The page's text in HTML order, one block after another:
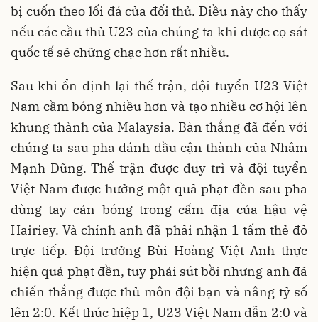
bị cuốn theo lối đá của đối thủ. Điều này cho thấy
nếu các cầu thủ U23 của chúng ta khi được cọ sát
quốc tế sẽ chững chạc hơn rất nhiều.
Sau khi ổn định lại thế trận, đội tuyển U23 Việt
Nam cầm bóng nhiều hơn và tạo nhiều cơ hội lên
khung thành của Malaysia. Bàn thắng đã đến với
chúng ta sau pha đánh đầu cận thành của Nhâm
Mạnh Dũng. Thế trận được duy trì và đội tuyển
Việt Nam được hưởng một quả phạt đền sau pha
dùng tay cản bóng trong cấm địa của hậu vệ
Hairiey. Và chính anh đã phải nhận 1 tấm thẻ đỏ
trực tiếp. Đội trưởng Bùi Hoàng Việt Anh thực
hiện quả phạt đền, tuy phải sút bồi nhưng anh đã
chiến thắng được thủ môn đội bạn và nâng tỷ số
lên 2:0. Kết thúc hiệp 1, U23 Việt Nam dẫn 2:0 và